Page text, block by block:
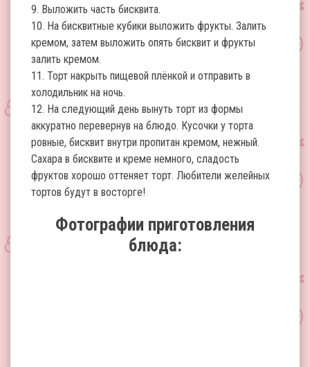
9. Выложить часть бисквита.
10. На бисквитные кубики выложить фрукты. Залить
кремом, затем выложить опять бисквит и фрукты
залить кремом.
11. Торт накрыть пищевой плёнкой и отправить в
холодильник на ночь.
12. На следующий день вынуть торт из формы
аккуратно перевернув на блюдо. Кусочки у торта
ровные, бисквит внутри пропитан кремом, нежный.
Сахара в бисквите и креме немного, сладость
фруктов хорошо оттеняет торт. Любители желейных
тортов будут в восторге!
Фотографии приготовления
блюда: